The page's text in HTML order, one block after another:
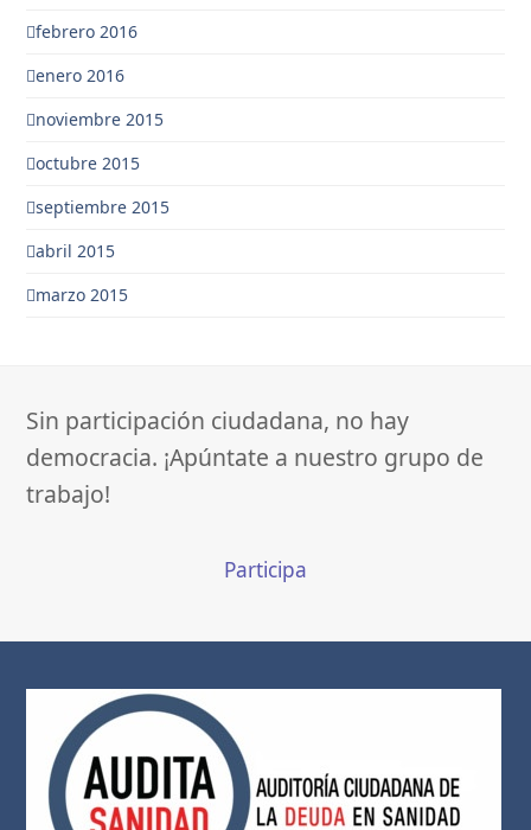
febrero 2016
enero 2016
noviembre 2015
octubre 2015
septiembre 2015
abril 2015
marzo 2015
Sin participación ciudadana, no hay
democracia. ¡Apúntate a nuestro grupo de
trabajo!
Participa